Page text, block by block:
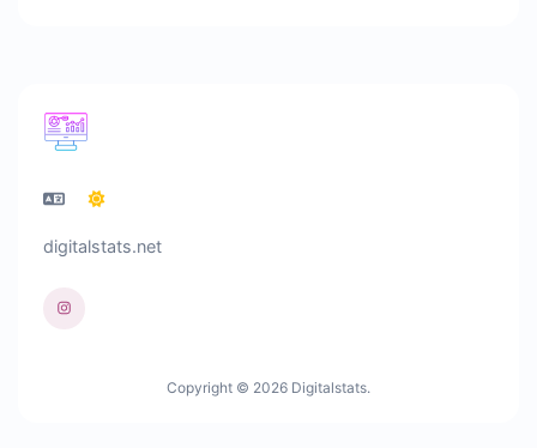
digitalstats.net
Copyright © 2026 Digitalstats.